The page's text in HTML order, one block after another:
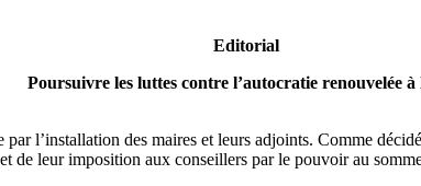
Editorial
Poursuivre les luttes contre l’autocratie renouvelée à
l’installation des maires et leurs adjoints. Comme
de leur imposition aux conseillers par le pouvoir au